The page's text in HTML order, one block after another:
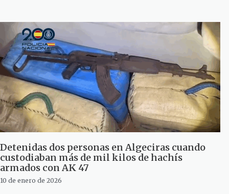
Detenidas dos personas en Algeciras cuando
custodiaban más de mil kilos de hachís
armados con AK 47
10 de enero de 2026